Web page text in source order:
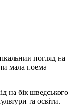
погляд на
мала поема
на бік шведського
та освіти.